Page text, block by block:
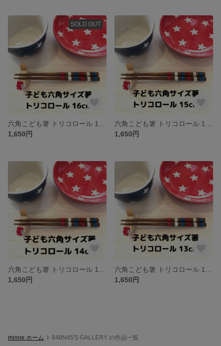
SOLD OUT
1,650円
1,650円
1,650円
1,650円
minne ホーム 848N45'S GALLERY の作品一覧